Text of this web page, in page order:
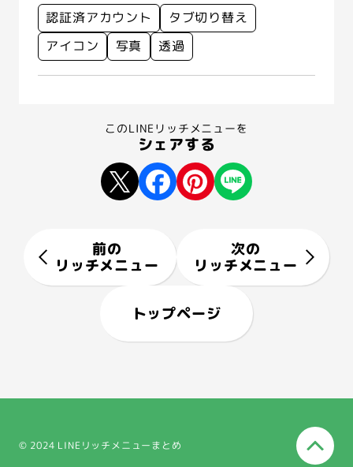
認証済アカウント
タブ切り替え
アイコン
写真 透過
このLINEリッチメニューを
シェアする
前の
リッチメニュー
次の
リッチメニュー
トップページ
© 2024 LINEリッチメニューまとめ